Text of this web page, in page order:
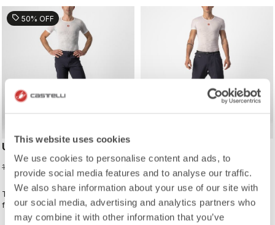
This website uses cookies
We use cookies to personalise content and ads, to
provide social media features and to analyse our traffic.
We also share information about your use of our site with
our social media, advertising and analytics partners who
may combine it with other information that you’ve
sell 50% OFF
UNLIMITED BAGGY SHORT
119,95 € 59,98 €
The baggy-short look without the
feel, thanks to the slimmer fit and
stretch woven fabric. It's ready for
SHORT
149,95 €
The performance baggy short with
ultralight stretch woven fabric and
adjustable ventilation to keep you